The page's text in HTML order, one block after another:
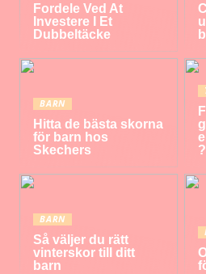
Fordele Ved At
Investere I Et
Dubbeltäcke
BARN
Hitta de bästa skorna
för barn hos
Skechers
?
BARN
Så väljer du rätt
vinterskor till ditt
barn